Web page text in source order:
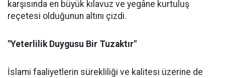
karşısında en büyük kılavuz ve yegâne kurtuluş
reçetesi olduğunun altını çizdi.
"Yeterlilik Duygusu Bir Tuzaktır"
İslami faaliyetlerin sürekliliği ve kalitesi üzerine de